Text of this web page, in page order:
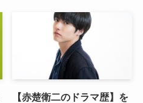
【赤楚衛二のドラマ歴】を